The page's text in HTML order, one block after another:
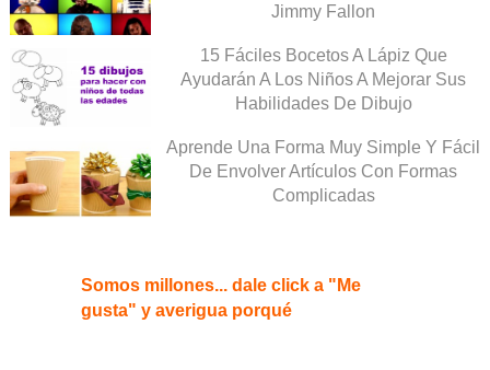
Jimmy Fallon
15 Fáciles Bocetos A Lápiz Que
Ayudarán A Los Niños A Mejorar Sus
Habilidades De Dibujo
Aprende Una Forma Muy Simple Y Fácil
De Envolver Artículos Con Formas
Complicadas
Somos millones... dale click a "Me
gusta" y averigua porqué